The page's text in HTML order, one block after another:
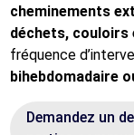
cheminements
déchets,
fréquence
bihebdomadaire
Demandez un